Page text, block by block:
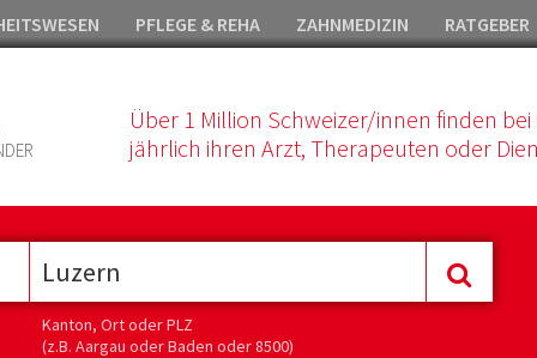
PFLEGE & REHA ZAHNMEDIZIN RATGEBER
Über 1 Million Schweizer/innen finden
jährlich ihren Arzt, Therapeuten oder
Kanton, Ort oder PLZ
(z.B. Aargau oder Baden oder 8500)